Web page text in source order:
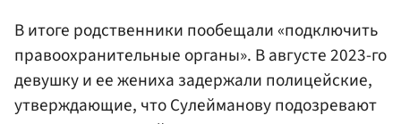
В итоге родственники пообещали «подключить
правоохранительные органы». В августе 2023-го
девушку и ее жениха задержали полицейские,
утверждающие, что Сулейманову подозревают